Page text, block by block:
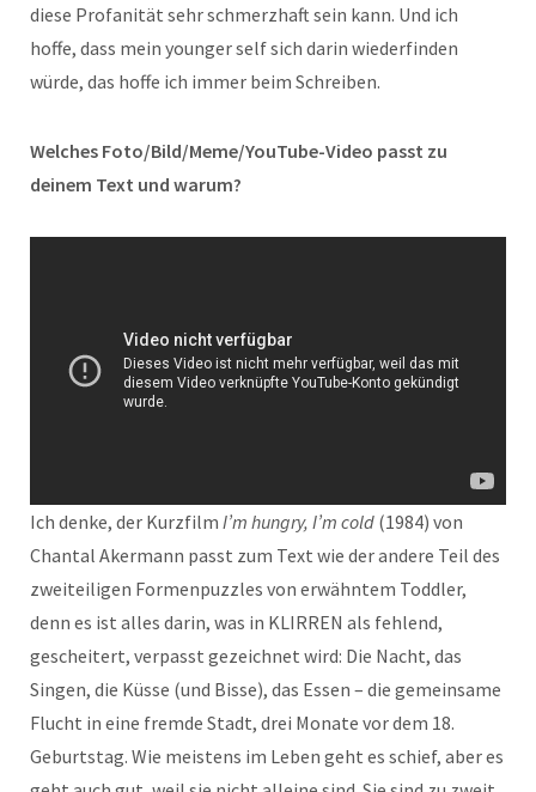
diese Profanität sehr schmerzhaft sein kann. Und ich
hoffe, dass mein younger self sich darin wiederfinden
würde, das hoffe ich immer beim Schreiben.
Welches Foto/Bild/Meme/YouTube-Video passt zu
deinem Text und warum?
Ich denke, der Kurzfilm I’m hungry, I’m cold (1984) von
Chantal Akermann passt zum Text wie der andere Teil des
zweiteiligen Formenpuzzles von erwähntem Toddler,
denn es ist alles darin, was in KLIRREN als fehlend,
gescheitert, verpasst gezeichnet wird: Die Nacht, das
Singen, die Küsse (und Bisse), das Essen – die gemeinsame
Flucht in eine fremde Stadt, drei Monate vor dem 18.
Geburtstag. Wie meistens im Leben geht es schief, aber es